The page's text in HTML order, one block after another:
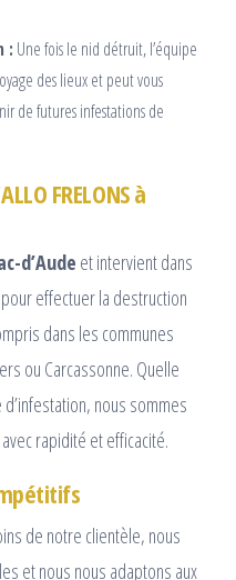
: Une fois le nid détruit, l’équipe
des lieux et peut vous
de futures infestations de
FRELONS à
d’Aude et intervient dans
effectuer la destruction
dans les communes
ou Carcassonne. Quelle
nous sommes
rapidité et efficacité.
de notre clientèle, nous
et nous nous adaptons aux